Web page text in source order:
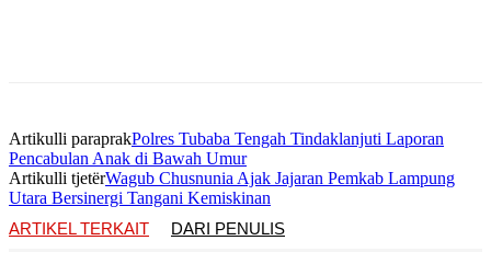
Artikulli paraprakPolres Tubaba Tengah Tindaklanjuti Laporan
Pencabulan Anak di Bawah Umur
Artikulli tjetërWagub Chusnunia Ajak Jajaran Pemkab Lampung
Utara Bersinergi Tangani Kemiskinan
ARTIKEL TERKAIT
DARI PENULIS